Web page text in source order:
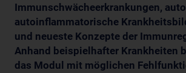
Immunschwächeerkrankungen,
autoinflammatorische
und neueste Konzepte der
Anhand beispielhafter Krankheiten
das Modul mit möglichen